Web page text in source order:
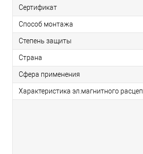
Сертификат
Способ монтажа
Степень защиты
Страна
Сфера применения
Характеристика эл.магнитного